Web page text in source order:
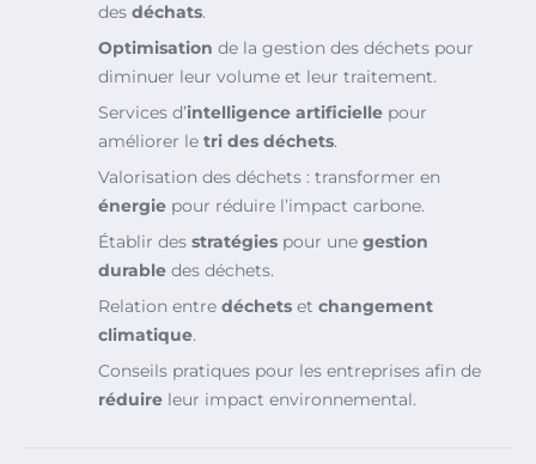
des déchats.
Optimisation de la gestion des déchets pour
diminuer leur volume et leur traitement.
Services d’intelligence artificielle pour
améliorer le tri des déchets.
Valorisation des déchets : transformer en
énergie pour réduire l’impact carbone.
Établir des stratégies pour une gestion
durable des déchets.
Relation entre déchets et changement
climatique.
Conseils pratiques pour les entreprises afin de
réduire leur impact environnemental.